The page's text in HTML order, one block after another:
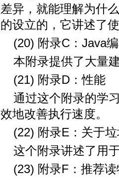
差异，就能理解为什
的设立的，它讲述了
(20) 附录C：Java
本附录提供了大量
(21) 附录D：性能
通过这个附录的学
效地改善执行速度。
(22) 附录E：关于
这个附录讲述了用
(23) 附录F：推荐